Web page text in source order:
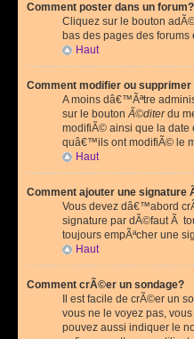
Comment poster dans un forum?
Cliquez sur le bouton
bas des pages des forums
Haut
Comment modifier ou supprimer
A moins dâ€™Ãªtre
sur le boutonÃ©diterdu
modifiÃ© ainsi que la date
quâ€™ils ont modifiÃ© le
Haut
Comment ajouter une signature
Vous devez dâ€™abord
signature par dÃ©faut Ã
toujours empÃªcher une
Haut
Comment crÃ©er un sondage?
Il est facile de crÃ©er un
vous ne le voyez pas,
pouvez aussi indiquer le